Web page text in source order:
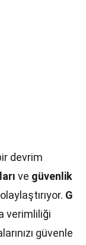
devrim
ve güvenlik
G
verimliliği
güvenle